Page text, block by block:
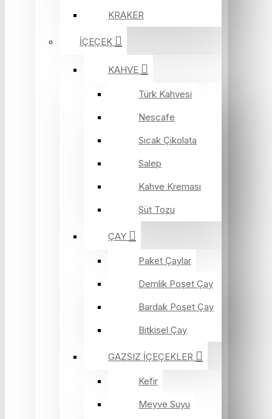
KRAKER
İÇEÇEK
KAHVE
Türk Kahvesi
Nescafe
Sıcak Çikolata
Salep
Kahve Kreması
Süt Tozu
ÇAY
Paket Çaylar
Demlik Poşet Çay
Bardak Poşet Çay
Bitkisel Çay
GAZSIZ İÇEÇEKLER
Kefir
Meyve Suyu